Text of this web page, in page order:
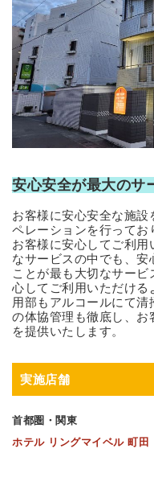
安心安全が最大のサ
お客様に安心安全な施
ペレーションを行ってお
お客様に安心してご利用
なサービスの中でも、安
ことが最も大切なサー
心してご利用いただけ
用部もアルコールにて
の体協管理も徹底し、お
を提供いたします。
実施店舗
首都圏・関東
ホテル リングマイベル 町田